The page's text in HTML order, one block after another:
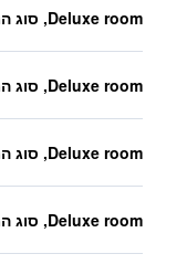
Deluxe room, סוג המיטה לא ידוע
Deluxe room, סוג המיטה לא ידוע
Deluxe room, סוג המיטה לא ידוע
Deluxe room, סוג המיטה לא ידוע